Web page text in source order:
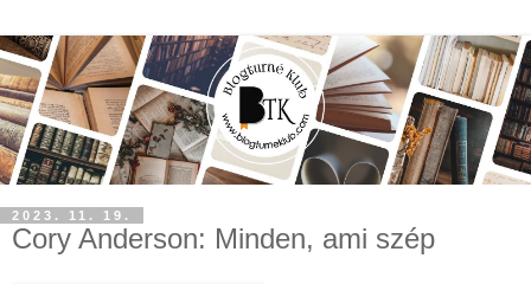
2023. 11. 19.
Cory Anderson: Minden, ​ami szép